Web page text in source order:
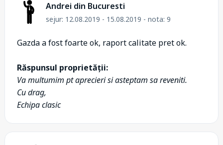
Andrei din Bucuresti
sejur: 12.08.2019 - 15.08.2019 - nota: 9
Gazda a fost foarte ok, raport calitate pret ok.
Răspunsul proprietății:
Va multumim pt aprecieri si asteptam sa reveniti.
Cu drag,
Echipa clasic